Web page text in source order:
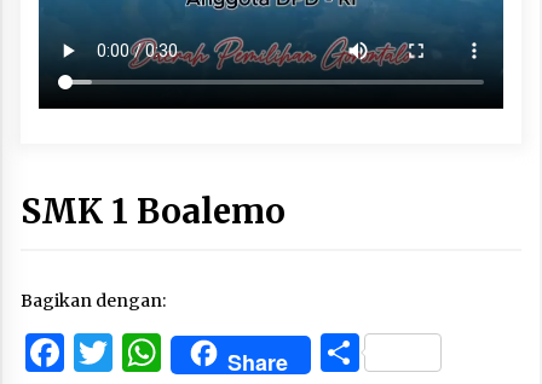
SMK 1 Boalemo
Bagikan dengan:
Facebook
Twitter
WhatsApp
Share Share